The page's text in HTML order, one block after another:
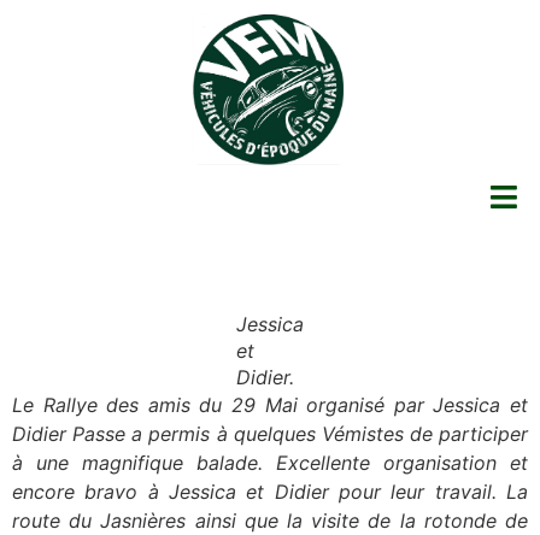
Jessica
et
Didier.
Le Rallye des amis du 29 Mai organisé par Jessica et
Didier Passe a permis à quelques Vémistes de participer
à une magnifique balade. Excellente organisation et
encore bravo à Jessica et Didier pour leur travail. La
route du Jasnières ainsi que la visite de la rotonde de